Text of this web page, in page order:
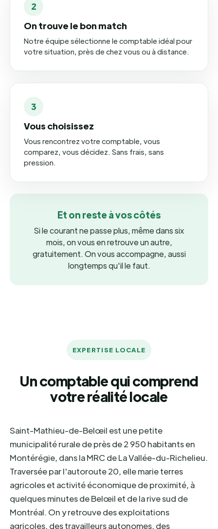
2
On trouve le bon match
Notre équipe sélectionne le comptable idéal pour
votre situation, près de chez vous ou à distance.
3
Vous choisissez
Vous rencontrez votre comptable, vous
comparez, vous décidez. Sans frais, sans
pression.
Et on reste à vos côtés
Si le courant ne passe plus, même dans six
mois, on vous en retrouve un autre,
gratuitement. On vous accompagne, aussi
longtemps qu'il le faut.
EXPERTISE LOCALE
Un comptable qui comprend
votre réalité locale
Saint-Mathieu-de-Belœil est une petite
municipalité rurale de près de 2 950 habitants en
Montérégie, dans la MRC de La Vallée-du-Richelieu.
Traversée par l'autoroute 20, elle marie terres
agricoles et activité économique de proximité, à
quelques minutes de Belœil et de la rive sud de
Montréal. On y retrouve des exploitations
agricoles, des travailleurs autonomes, des